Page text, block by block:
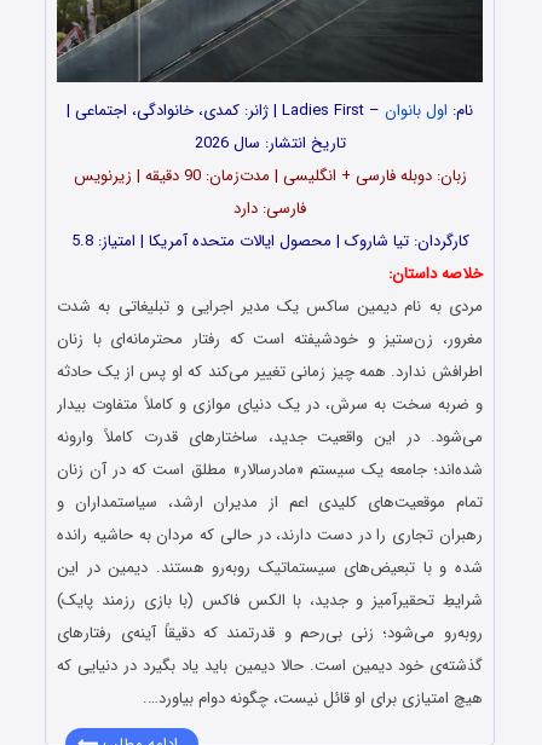
نام: اول بانوان
– Ladies First | ژانر: کمدی، خانوادگی، اجتماعی |
تاریخ انتشار: سال 2026
زبان: دوبله فارسی + انگلیسی | مدت‌زمان: 90 دقیقه | زیرنویس
فارسی: دارد
کارگردان: تیا شاروک | محصول ایالات متحده آمریکا | امتیاز: 5.8
خلاصه داستان:
مردی به نام دیمین ساکس یک مدیر اجرایی و تبلیغاتی به شدت
مغرور، زن‌ستیز و خودشیفته است که رفتار محترمانه‌ای با زنان
اطرافش ندارد. همه چیز زمانی تغییر می‌کند که او پس از یک حادثه
و ضربه سخت به سرش، در یک دنیای موازی و کاملاً متفاوت بیدار
می‌شود. در این واقعیت جدید، ساختارهای قدرت کاملاً وارونه
شده‌اند؛ جامعه یک سیستم «مادرسالار» مطلق است که در آن زنان
تمام موقعیت‌های کلیدی اعم از مدیران ارشد، سیاستمداران و
رهبران تجاری را در دست دارند، در حالی که مردان به حاشیه رانده
شده و با تبعیض‌های سیستماتیک روبه‌رو هستند. دیمین در این
شرایطِ تحقیرآمیز و جدید، با الکس فاکس (با بازی رزمند پایک)
روبه‌رو می‌شود؛ زنی بی‌رحم و قدرتمند که دقیقاً آینه‌ی رفتارهای
گذشته‌ی خود دیمین است. حالا دیمین باید یاد بگیرد در دنیایی که
هیچ امتیازی برای او قائل نیست، چگونه دوام بیاورد….